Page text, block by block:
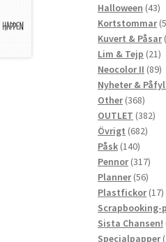
Halloween 4343
Kortstommar
Kuvert & Påsar
Lim & Tejp 2121
Neocolor II 8989
Nyheter &
Other 368368
OUTLET 382382
Övrigt 682682
Påsk 140140
Pennor 317317
Planner 5656
Plastfickor 1717
Scrapbooking-
Sista Chansen!
Specialpapper